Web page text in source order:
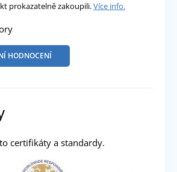
prokazatelně zakoupili.Více info.
HODNOCENÍ
certifikáty a standardy.